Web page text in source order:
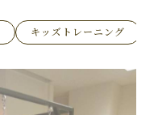
キッズトレーニング